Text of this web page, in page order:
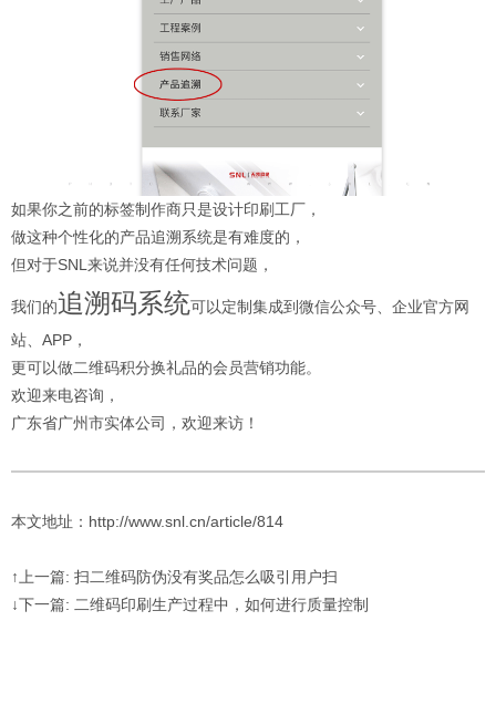
如果你之前的标签制作商只是设计印刷工厂，
做这种个性化的产品追溯系统是有难度的，
但对于SNL来说并没有任何技术问题，
我们的追溯码系统可以定制集成到微信公众号、企业官方网
站、APP，
更可以做二维码积分换礼品的会员营销功能。
欢迎来电咨询，
广东省广州市实体公司，欢迎来访！
本文地址：http://www.snl.cn/article/814
↑上一篇: 扫二维码防伪没有奖品怎么吸引用户扫
↓下一篇: 二维码印刷生产过程中，如何进行质量控制